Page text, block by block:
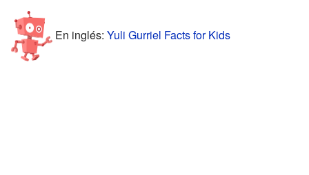
En inglés: Yuli Gurriel Facts for Kids